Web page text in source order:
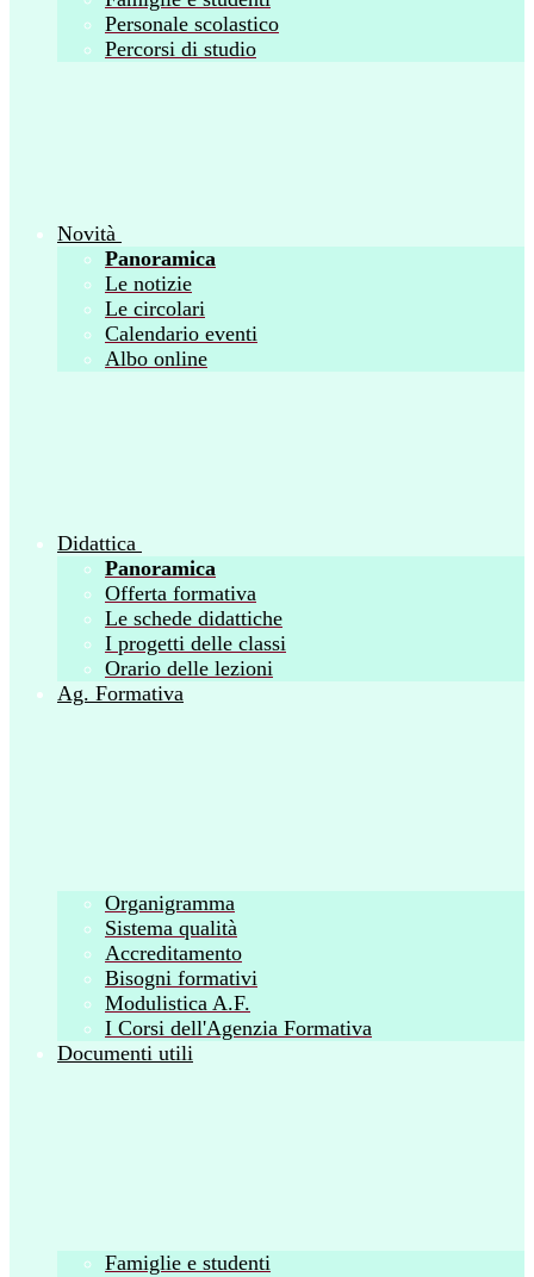
Personale scolastico
Percorsi di studio
Novità
Panoramica
Le notizie
Le circolari
Calendario eventi
Albo online
Didattica
Panoramica
Offerta formativa
Le schede didattiche
I progetti delle classi
Orario delle lezioni
Ag. Formativa
Organigramma
Sistema qualità
Accreditamento
Bisogni formativi
Modulistica A.F.
I Corsi dell'Agenzia Formativa
Documenti utili
Famiglie e studenti